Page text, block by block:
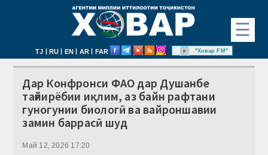
☰
TJ | RU | EN | AR | FAR "Ховар FM"
Дар Конфронси ФАО дар Душанбе
тағйирёбии иқлим, аз байн рафтани
гуногунии биологӣ ва вайроншавии
замин баррасӣ шуд
Май 12, 2026 17:20